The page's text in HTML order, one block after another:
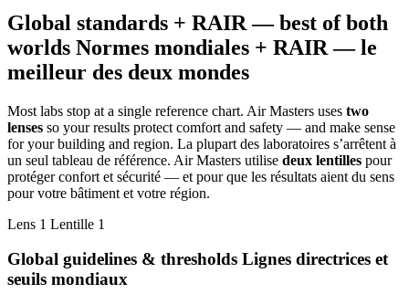
Global standards + RAIR — best of both
worlds Normes mondiales + RAIR — le
meilleur des deux mondes
Most labs stop at a single reference chart. Air Masters uses two
lenses so your results protect comfort and safety — and make sense
for your building and region. La plupart des laboratoires s’arrêtent à
un seul tableau de référence. Air Masters utilise deux lentilles pour
protéger confort et sécurité — et pour que les résultats aient du sens
pour votre bâtiment et votre région.
Lens 1 Lentille 1
Global guidelines & thresholds Lignes directrices et
seuils mondiaux